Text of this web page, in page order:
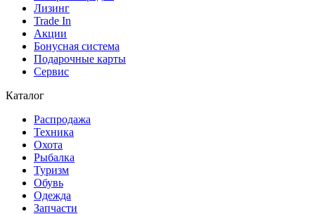
Лизинг
Trade In
Акции
Бонусная система
Подарочные карты
Сервис
Каталог
Распродажа
Техника
Охота
Рыбалка
Туризм
Обувь
Одежда
Запчасти